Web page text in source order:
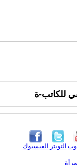
للكاتب-ة
الفيسبوك التويتر